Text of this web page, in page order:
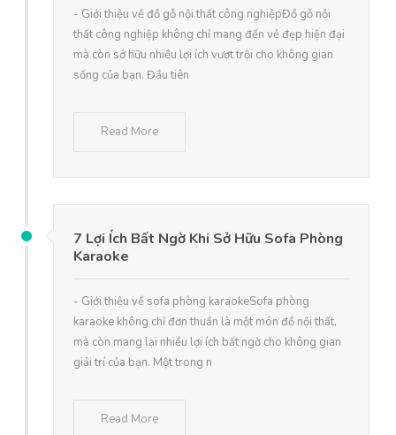
- Giới thiệu về đồ gỗ nội thất công nghiệpĐồ gỗ nội
thất công nghiệp không chỉ mang đến vẻ đẹp hiện đại
mà còn sở hữu nhiều lợi ích vượt trội cho không gian
sống của bạn. Đầu tiên
Read More
7 Lợi Ích Bất Ngờ Khi Sở Hữu Sofa Phòng
Karaoke
- Giới thiệu về sofa phòng karaokeSofa phòng
karaoke không chỉ đơn thuần là một món đồ nội thất,
mà còn mang lại nhiều lợi ích bất ngờ cho không gian
giải trí của bạn. Một trong n
Read More